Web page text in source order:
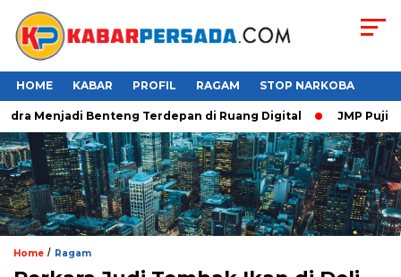
HOME KABAR PROFIL RAGAM STOP NARKOBA
Menjadi Benteng Terdepan di Ruang Digital JMP Puji
Home / Ragam